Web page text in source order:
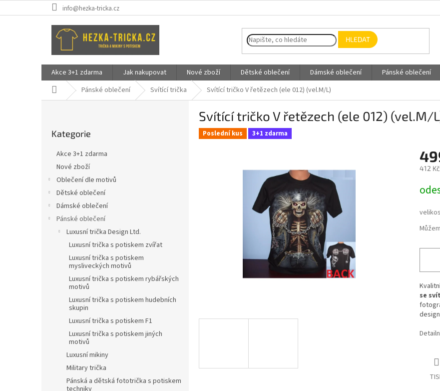
na
info@hezka-tricka.cz
HLEDAT
Akce 3+1 zdarma Jak nakupovat Nové zboží Dětské oblečení Dámské oblečení Pánské oblečení
Domů Pánské oblečení Svítící trička Svítící tričko V řetězech (ele 012) (vel.M/L)
kategorie
Kategorie
Akce 3+1 zdarma
Nové zboží
Oblečení dle motivů
Dětské oblečení
Dámské oblečení
Pánské oblečení
Luxusní trička Design Ltd.
Luxusní trička s potiskem zvířat
Luxusní trička s potiskem
mysliveckých motivů
Luxusní trička s potiskem rybářských
motivů
Luxusní trička s potiskem hudebních
skupin
Luxusní trička s potiskem F1
Luxusní trička s potiskem jiných
motivů
Luxusní mikiny
Military trička
Pánská a dětská fototrička s potiskem
techniky
Svítící tričko V řetězech (ele 012) (vel.M/
Poslední kus 3+1 zdarma
412
cena:
se
design